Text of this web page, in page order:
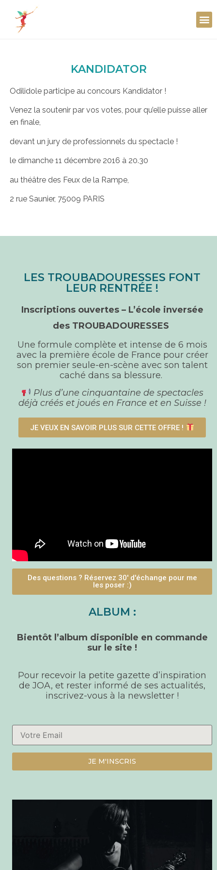
KANDIDATOR
Odilidole participe au concours Kandidator !
Venez la soutenir par vos votes, pour qu’elle puisse aller
en finale,
devant un jury de professionnels du spectacle !
le dimanche 11 décembre 2016 à 20.30
au théâtre des Feux de la Rampe,
2 rue Saunier, 75009 PARIS
LES TROUBADOURESSES FONT
LEUR RENTRÉE !
Inscriptions ouvertes –L’école inversée
des TROUBADOURESSES
Une formule complète et intense de 6 mois
avec la première école de France pour créer
son premier seule-en-scène avec son talent
caché dans sa blessure.
Plus d’une cinquantaine de spectacles
déjà créés et joués en France et en Suisse !
JE VEUX EN SAVOIR PLUS SUR CETTE OFFRE !
Des questions ? Réservez 30' d'échange pour me
les poser :)
ALBUM :
Bientôt l’album disponible en commande
sur le site !
Pour recevoir la petite gazette d’inspiration
de JOA, et rester informé de ses actualités,
inscrivez-vous à la newsletter !
JE M'INSCRIS